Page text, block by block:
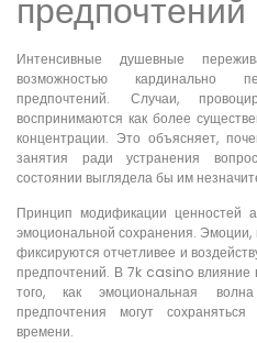
предпочтений
Интенсивные душевные
возможностью кардинально
предпочтений. Случаи,
воспринимаются как более
концентрации. Это объясняет,
занятия ради устранения
состоянии выглядела бы им
Принцип модификации ценностей
эмоциональной сохранения.
фиксируются отчетливее и
предпочтений. В 7k casino влияние
того, как эмоциональная
предпочтения могут
времени.